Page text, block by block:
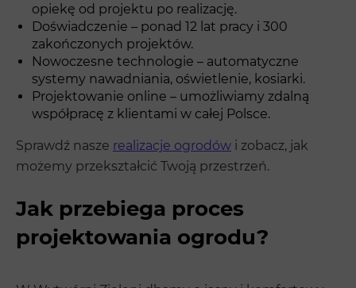
opiekę od projektu po realizację.
Doświadczenie – ponad 12 lat pracy i 300
zakończonych projektów.
Nowoczesne technologie – automatyczne
systemy nawadniania, oświetlenie, kosiarki.
Projektowanie online – umożliwiamy zdalną
współpracę z klientami w całej Polsce.
Sprawdź nasze realizacje ogrodów i zobacz, jak
możemy przekształcić Twoją przestrzeń.
Jak przebiega proces
projektowania ogrodu?